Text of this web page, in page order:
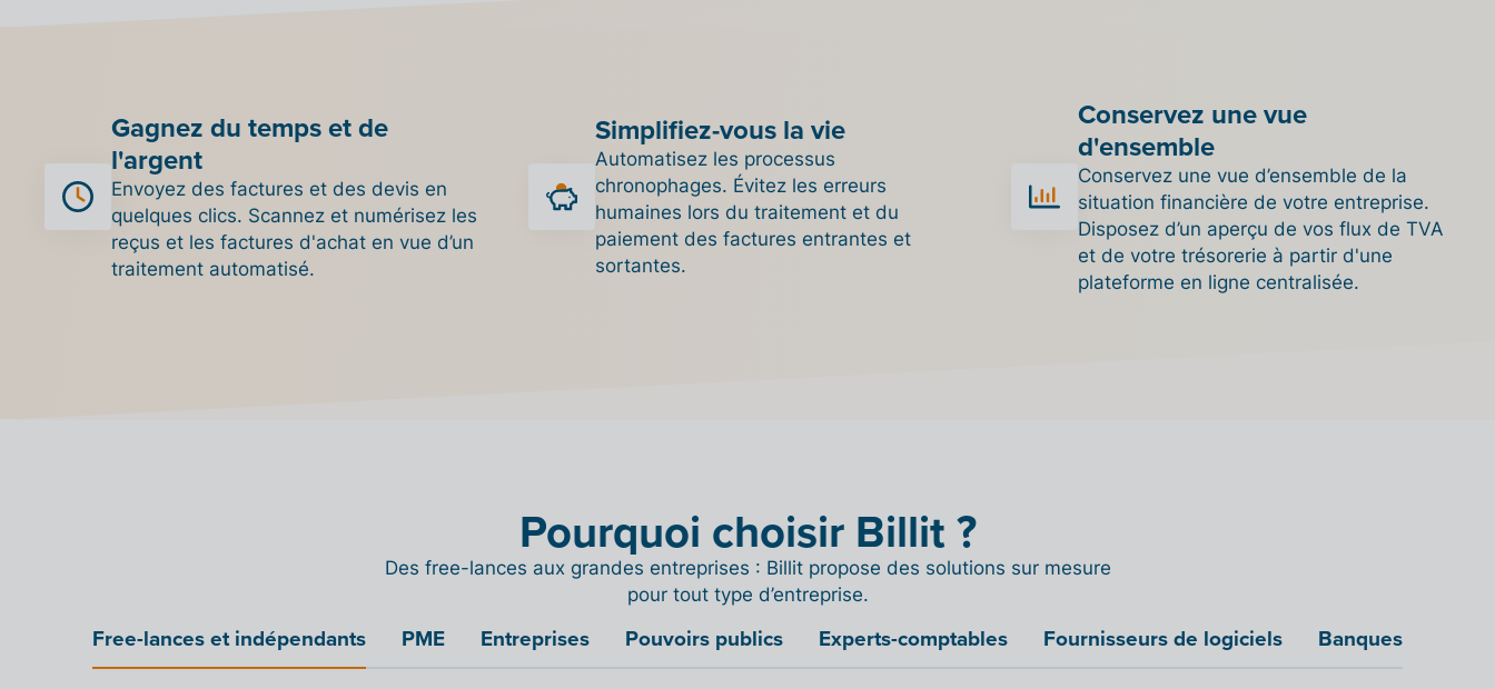
Gagnez du temps et de
l'argent
Envoyez des factures et des devis en
quelques clics. Scannez et numérisez les
reçus et les factures d'achat en vue d’un
traitement automatisé.
Simplifiez-vous la vie
Automatisez les processus
chronophages. Évitez les erreurs
humaines lors du traitement et du
paiement des factures entrantes et
sortantes.
Conservez une vue
d'ensemble
Conservez une vue d’ensemble de la
situation financière de votre entreprise.
Disposez d’un aperçu de vos flux de TVA
et de votre trésorerie à partir d'une
plateforme en ligne centralisée.
Pourquoi choisir Billit ?
Des free-lances aux grandes entreprises : Billit propose des solutions sur mesure
pour tout type d’entreprise.
Free-lances et indépendants PME Entreprises Pouvoirs publics Experts-comptables Fournisseurs de logiciels Banques